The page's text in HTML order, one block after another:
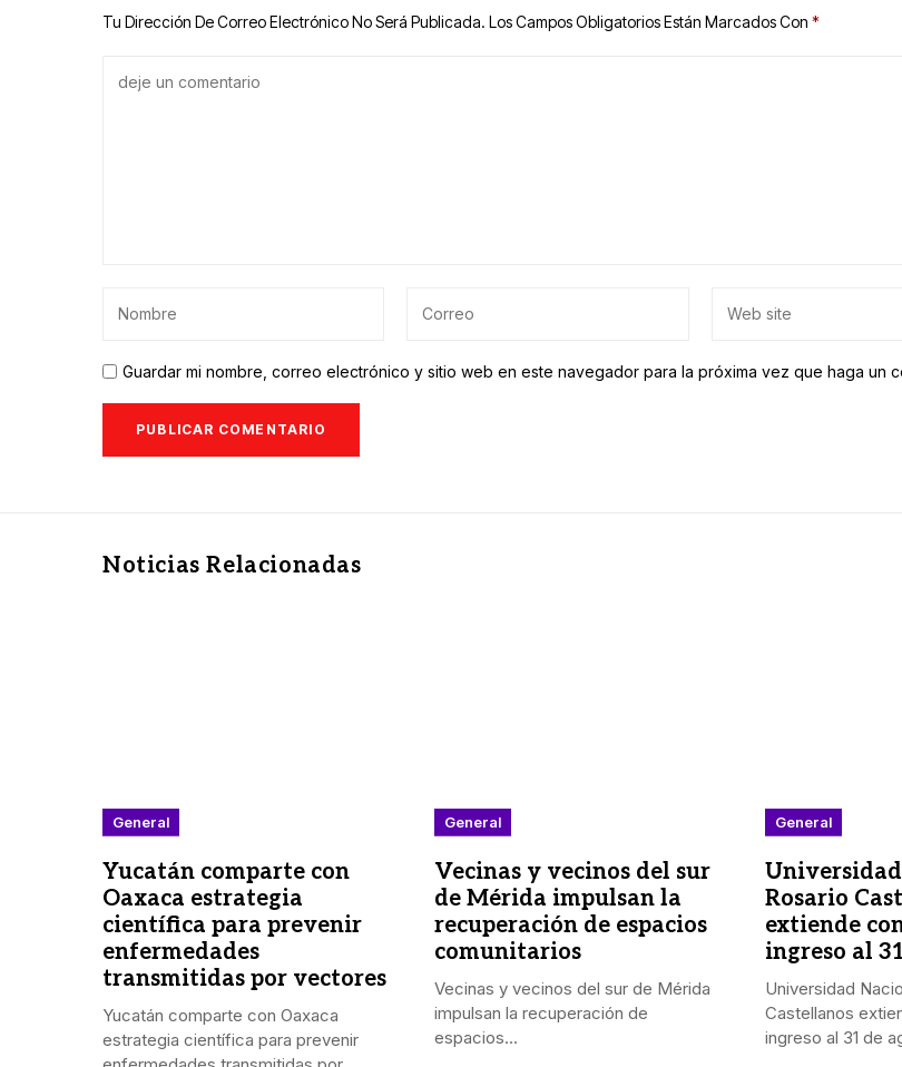
Tu Dirección De Correo Electrónico No Será Publicada. Los Campos Obligatorios Están Marcados Con *
Guardar mi nombre, correo electrónico y sitio web en este navegador para la próxima vez que haga un
Noticias Relacionadas
General
Yucatán comparte con
Oaxaca estrategia
científica para prevenir
enfermedades
transmitidas por vectores
Yucatán comparte con Oaxaca
estrategia científica para prevenir
General
Vecinas y vecinos del sur
de Mérida impulsan la
recuperación de espacios
comunitarios
Vecinas y vecinos del sur de Mérida
impulsan la recuperación de
espacios...
General
Rosario
extiende
ingreso al
Universidad
Castellanos
ingreso al 31 de